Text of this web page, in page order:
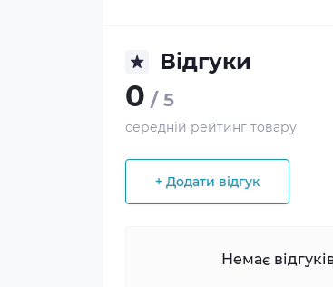
Відгуки
0 / 5
середній рейтинг товару
+ Додати відгук
Немає